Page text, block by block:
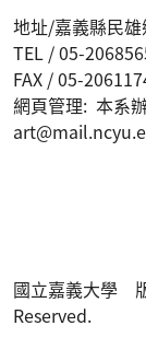
地址/嘉義縣民
TEL / 05-
FAX / 05-
網頁管理: 本系
國立嘉義大學
Reserved.